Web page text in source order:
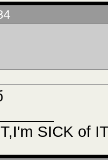
SICK of